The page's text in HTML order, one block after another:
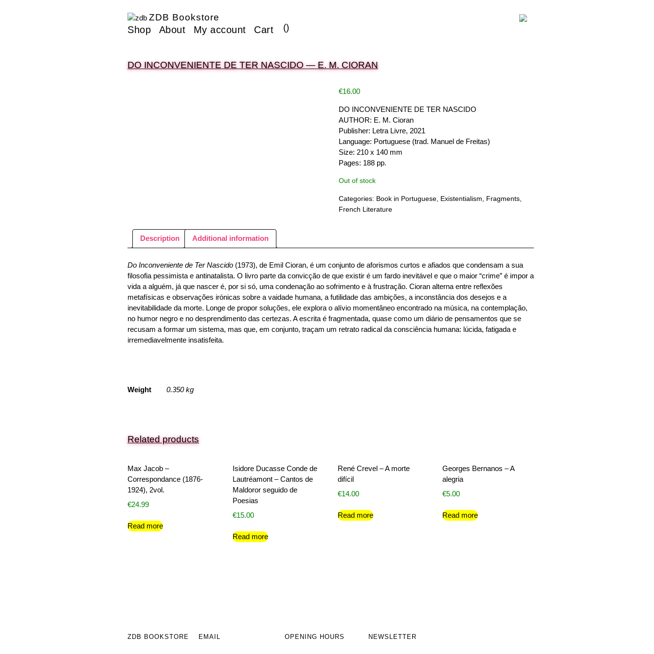
ZDB Bookstore
Shop About My account Cart ()
DO INCONVENIENTE DE TER NASCIDO — E. M. CIORAN
€16.00
DO INCONVENIENTE DE TER NASCIDO
AUTHOR: E. M. Cioran
Publisher: Letra Livre, 2021
Language: Portuguese (trad. Manuel de Freitas)
Size: 210 x 140 mm
Pages: 188 pp.
Out of stock
Categories: Book in Portuguese Existentialism Fragments
French Literature
Description Additional information
Do Inconveniente de Ter Nascido (1973), de Emil Cioran, é um conjunto de aforismos curtos e afiados que condensam a sua
filosofia pessimista e antinatalista. O livro parte da convicção de que existir é um fardo inevitável e que o maior “crime” é impor a
vida a alguém, já que nascer é, por si só, uma condenação ao sofrimento e à frustração. Cioran alterna entre reflexões
metafísicas e observações irónicas sobre a vaidade humana, a futilidade das ambições, a inconstância dos desejos e a
inevitabilidade da morte. Longe de propor soluções, ele explora o alívio momentâneo encontrado na música, na contemplação,
no humor negro e no desprendimento das certezas. A escrita é fragmentada, quase como um diário de pensamentos que se
recusam a formar um sistema, mas que, em conjunto, traçam um retrato radical da consciência humana: lúcida, fatigada e
irremediavelmente insatisfeita.
Weight 0.350 kg
Related products
Max Jacob –
Correspondance (1876-
1924), 2vol.
€24.99
Read more
Isidore Ducasse Conde de
Lautréamont – Cantos de
Maldoror seguido de
Poesias
€15.00
Read more
René Crevel – A morte
difícil
€14.00
Read more
Georges Bernanos – A
alegria
€5.00
Read more
ZDB BOOKSTORE EMAIL OPENING HOURS NEWSLETTER